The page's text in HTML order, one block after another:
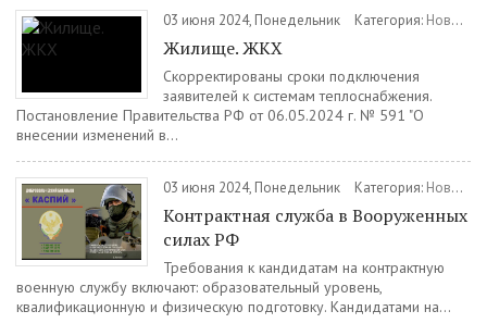
03 июня 2024, Понедельник Категория: Новости
Жилище. ЖКХ
Скорректированы сроки подключения
заявителей к системам теплоснабжения.
Постановление Правительства РФ от 06.05.2024 г. № 591 "О
внесении изменений в...
03 июня 2024, Понедельник Категория: Новости
Контрактная служба в Вооруженных
силах РФ
Требования к кандидатам на контрактную
военную службу включают: образовательный уровень,
квалификационную и физическую подготовку. Кандидатами на...